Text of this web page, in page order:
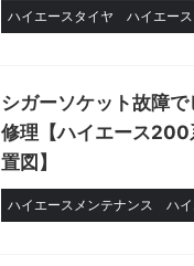
ハイエースタイヤ ハイエー
シガーソケット故障
修理【ハイエース200
置図】
ハイエースメンテナンス ハ